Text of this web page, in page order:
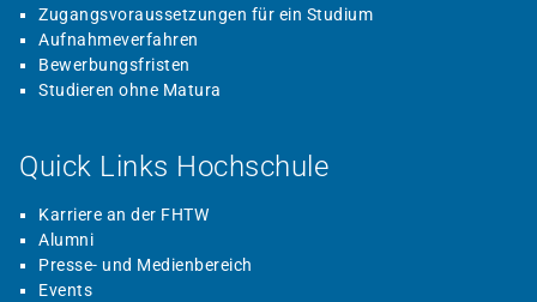
Zugangsvoraussetzungen für ein Studium
Aufnahmeverfahren
Bewerbungsfristen
Studieren ohne Matura
Quick Links Hochschule
Karriere an der FHTW
Alumni
Presse- und Medienbereich
Events